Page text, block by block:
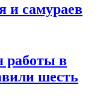
и самураев
работы в
шесть